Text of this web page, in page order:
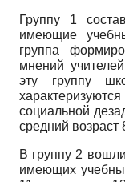
Группу 1
имеющие
группа
мнений
эту группу
социальной
средний возраст
В группу 2
имеющих